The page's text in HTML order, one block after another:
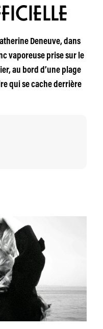
Deneuve, dans
vaporeuse prise sur le
au bord d’une plage
qui se cache derrière